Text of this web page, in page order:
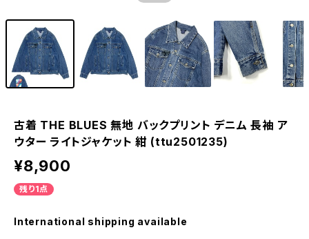
古着 THE BLUES 無地 バックプリント デニム 長袖 ア
ウター ライトジャケット 紺 (ttu2501235)
¥8,900
残り1点
International shipping available